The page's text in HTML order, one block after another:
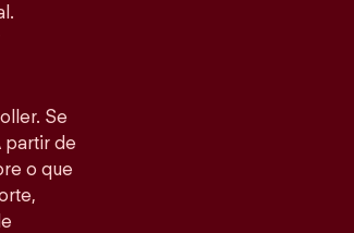
Se
partir de
o que